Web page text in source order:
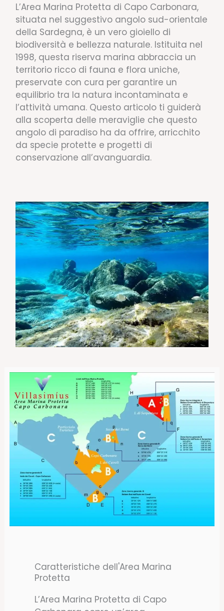
L’Area Marina Protetta di Capo Carbonara,
situata nel suggestivo angolo sud-orientale
della Sardegna, è un vero gioiello di
biodiversità e bellezza naturale. Istituita nel
1998, questa riserva marina abbraccia un
territorio ricco di fauna e flora uniche,
preservate con cura per garantire un
equilibrio tra la natura incontaminata e
l’attività umana. Questo articolo ti guiderà
alla scoperta delle meraviglie che questo
angolo di paradiso ha da offrire, arricchito
da specie protette e progetti di
conservazione all’avanguardia.
Caratteristiche dell'Area Marina
Protetta
L’Area Marina Protetta di Capo